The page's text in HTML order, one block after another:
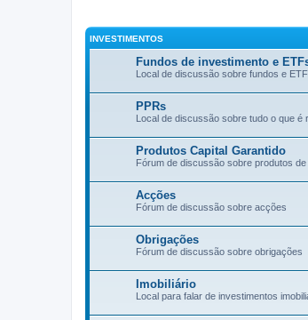
INVESTIMENTOS
Fundos de investimento e
Local de discussão sobre fundos e
PPRs
Local de discussão sobre tudo o que é
Produtos Capital Garantido
Fórum de discussão sobre produtos
Acções
Fórum de discussão sobre acções
Obrigações
Fórum de discussão sobre obrigações
Imobiliário
Local para falar de investimentos